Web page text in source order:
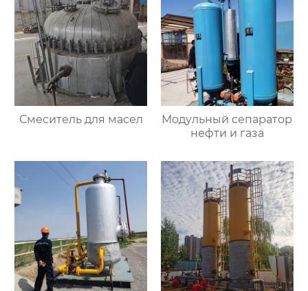
Смеситель для масел
Модульный сепаратор
нефти и газа